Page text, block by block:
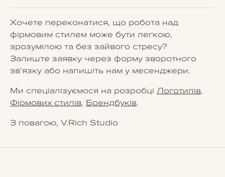
Хочете переконатися, що робота над
фірмовим стилем може бути легкою,
зрозумілою та без зайвого стресу?
Залиште заявку через форму зворотного
зв’язку або напишіть нам у месенджери.
Ми спеціалізуємося на розробці Логотипів,
Фірмових стилів, Брендбуків.
З повагою, V.Rich Studio